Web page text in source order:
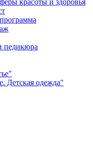
красоты и здоровья
педикюра
Детская одежда"